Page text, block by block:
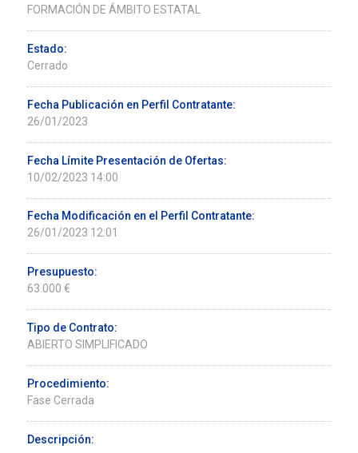
FORMACIÓN DE ÁMBITO ESTATAL
Estado:
Cerrado
Fecha Publicación en Perfil Contratante:
26/01/2023
Fecha Límite Presentación de Ofertas:
10/02/2023 14:00
Fecha Modificación en el Perfil Contratante:
26/01/2023 12:01
Presupuesto:
63.000 €
Tipo de Contrato:
ABIERTO SIMPLIFICADO
Procedimiento:
Fase Cerrada
Descripción: